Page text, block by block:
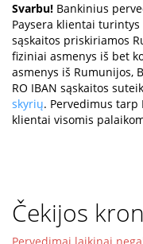
Svarbu! Bankinius
Paysera klientai turintys
sąskaitos priskiriamos
fiziniai asmenys iš bet
asmenys iš Rumunijos,
RO IBAN sąskaitos
skyrių. Pervedimus tarp
klientai visomis
Čekijos